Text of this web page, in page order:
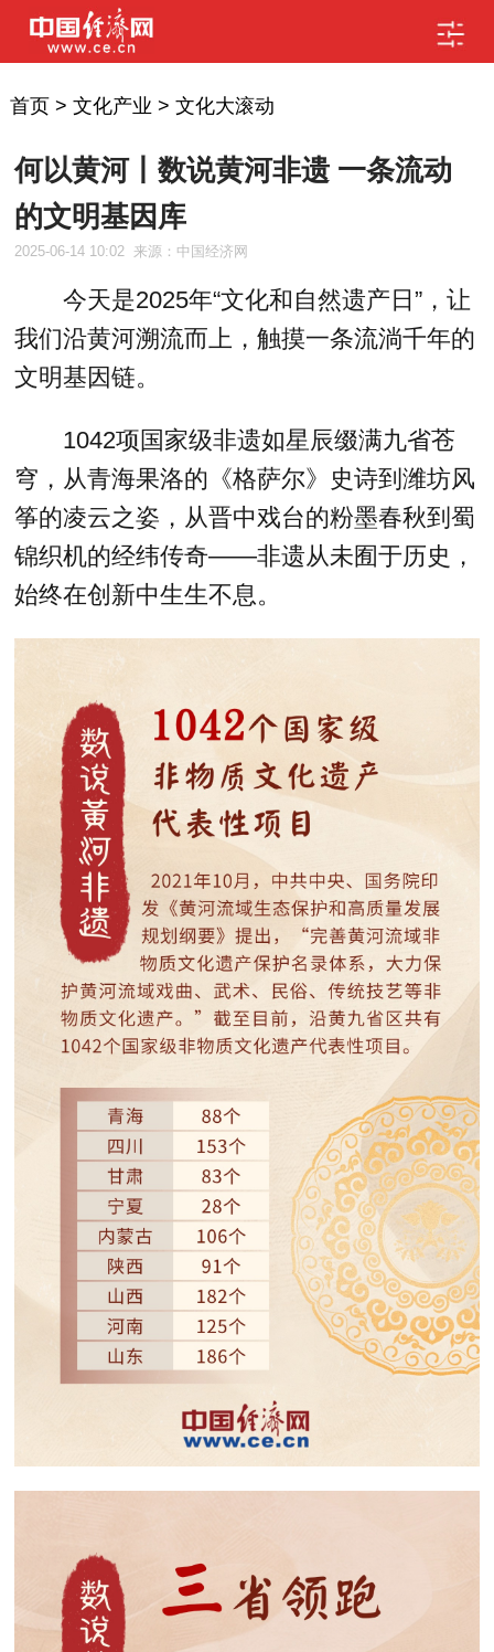
首页> 文化产业 > 文化大滚动
何以黄河丨数说黄河非遗 一条流动
的文明基因库
2025-06-14 10:02 来源：中国经济网
今天是2025年“文化和自然遗产日”，让
我们沿黄河溯流而上，触摸一条流淌千年的
文明基因链。
1042项国家级非遗如星辰缀满九省苍
穹，从青海果洛的《格萨尔》史诗到潍坊风
筝的凌云之姿，从晋中戏台的粉墨春秋到蜀
锦织机的经纬传奇——非遗从未囿于历史，
始终在创新中生生不息。